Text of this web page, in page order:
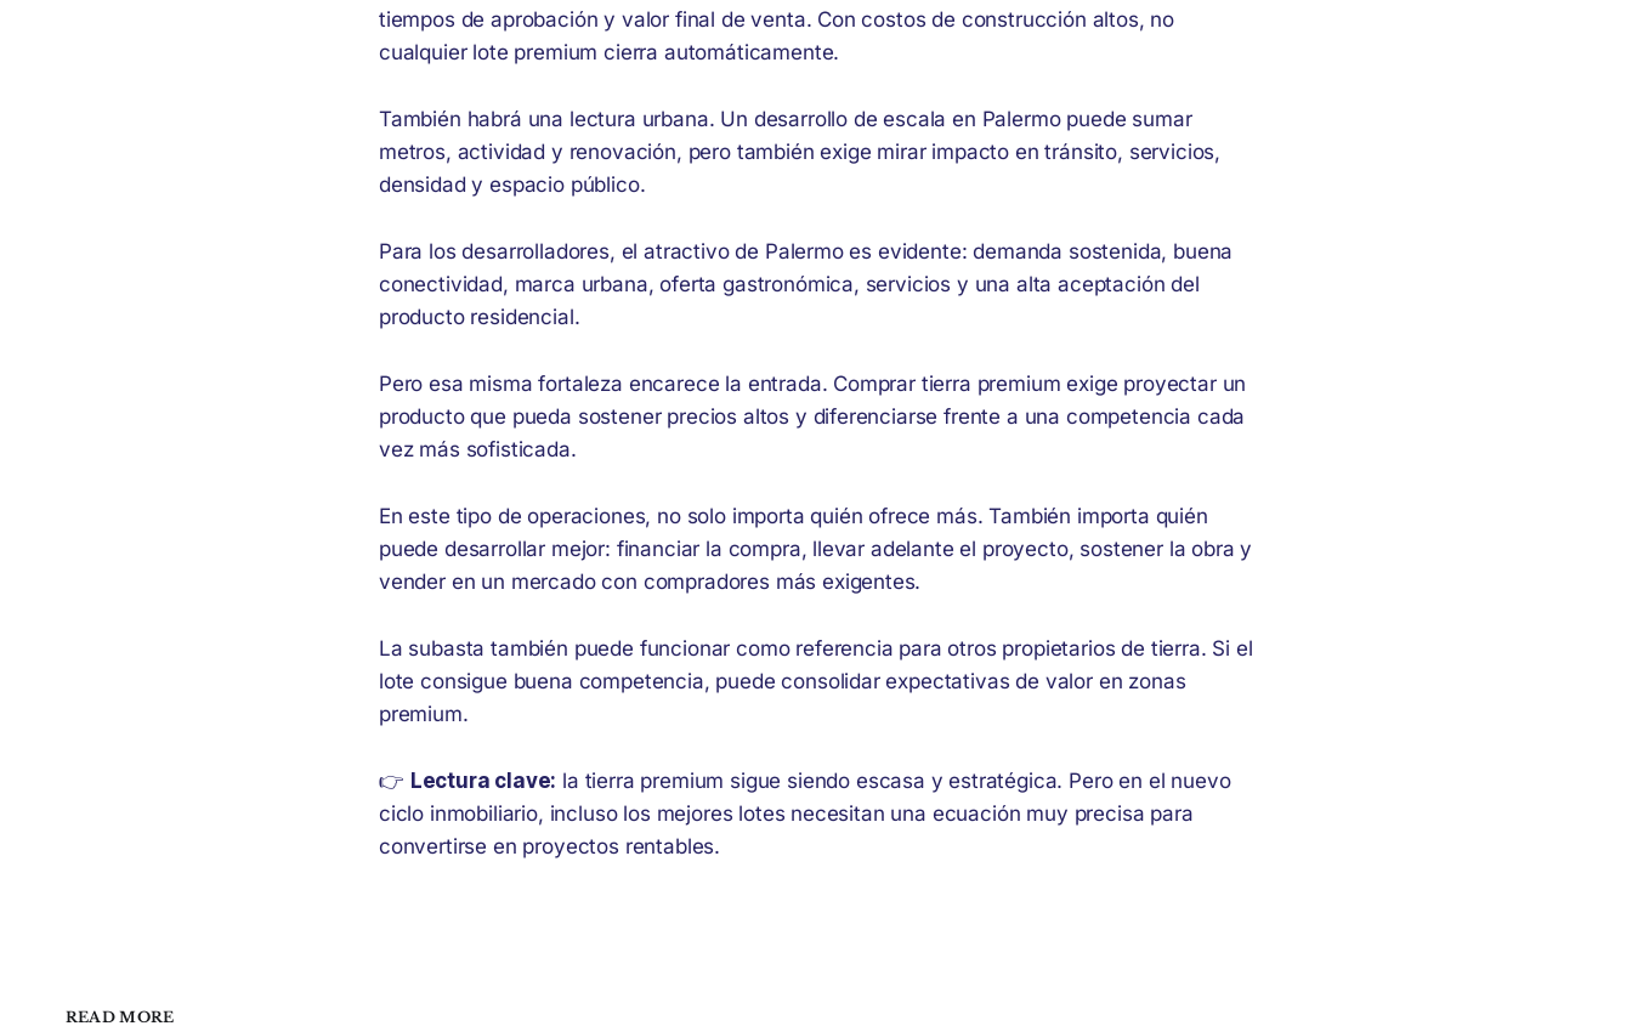
tiempos de aprobación y valor final de venta. Con costos de construcción altos, no
cualquier lote premium cierra automáticamente.
También habrá una lectura urbana. Un desarrollo de escala en Palermo puede sumar
metros, actividad y renovación, pero también exige mirar impacto en tránsito, servicios,
densidad y espacio público.
Para los desarrolladores, el atractivo de Palermo es evidente: demanda sostenida, buena
conectividad, marca urbana, oferta gastronómica, servicios y una alta aceptación del
producto residencial.
Pero esa misma fortaleza encarece la entrada. Comprar tierra premium exige proyectar un
producto que pueda sostener precios altos y diferenciarse frente a una competencia cada
vez más sofisticada.
En este tipo de operaciones, no solo importa quién ofrece más. También importa quién
puede desarrollar mejor: financiar la compra, llevar adelante el proyecto, sostener la obra y
vender en un mercado con compradores más exigentes.
La subasta también puede funcionar como referencia para otros propietarios de tierra. Si el
lote consigue buena competencia, puede consolidar expectativas de valor en zonas
premium.
👉 Lectura clave: la tierra premium sigue siendo escasa y estratégica. Pero en el nuevo
ciclo inmobiliario, incluso los mejores lotes necesitan una ecuación muy precisa para
convertirse en proyectos rentables.
READ MORE